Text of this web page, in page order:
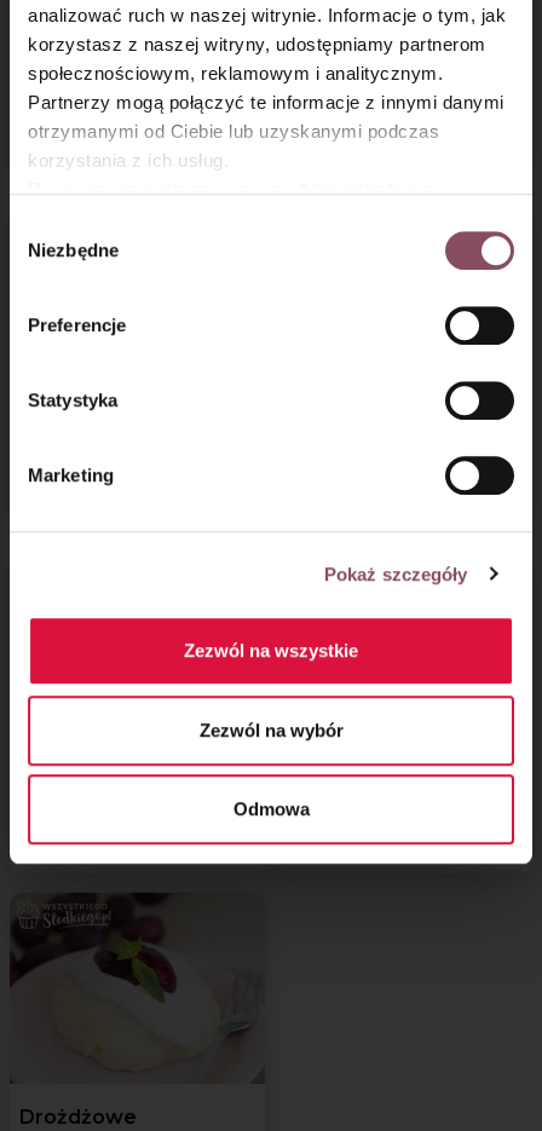
analizować ruch w naszej witrynie. Informacje o tym, jak
korzystasz z naszej witryny, udostępniamy partnerom
społecznościowym, reklamowym i analitycznym.
Partnerzy mogą połączyć te informacje z innymi danymi
otrzymanymi od Ciebie lub uzyskanymi podczas
korzystania z ich usług.
Gdańsk (80-339) adres: Dickmana 14/15 więcej
informacji o przetwarzaniu danych osobowych oraz
Polityce
prywatności.
zgody
Niezbędne
Preferencje
Statystyka
Marketing
Pokaż szczegóły
Zezwól na wszystkie
Zezwól na wybór
Odmowa
Wieniec
bożonarodzeniowy
Bułeczki drożdżowe
z owocami
Drożdżowe ślimaczki
Pieczone pączki
Bułeczki z konfiturą
z czerwonej cebuli
Drożdżowe
×